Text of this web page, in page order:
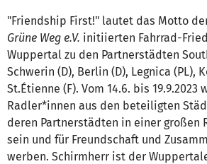
"Friendship First!" lautet das Motto
Grüne Weg e.V. initiierten Fahrrad-
Wuppertal zu den Partnerstädten
Schwerin (D), Berlin (D), Legnica (PL),
St.Étienne (F). Vom 14.6. bis 19.9.2023
Radler*innen aus den beteiligten
deren Partnerstädten in einer großen
sein und für Freundschaft und
werben. Schirmherr ist der